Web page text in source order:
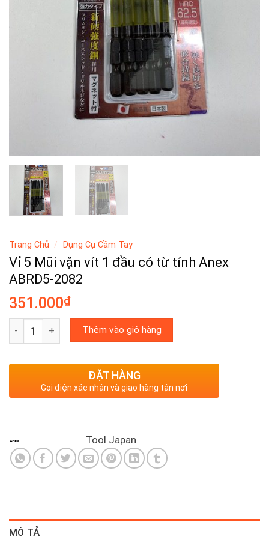
Trang Chủ / Dụng Cụ Cầm Tay
Vỉ 5 Mũi vặn vít 1 đầu có từ tính Anex
ABRD5-2082
351.000₫
Vỉ 5 Mũi vặn vít 1 đầu có từ tính Anex ABRD5-2082 số lượng
Thêm vào giỏ hàng
ĐẶT HÀNG
Gọi điện xác nhận và giao hàng tận nơi
Tool Japan
MÔ TẢ